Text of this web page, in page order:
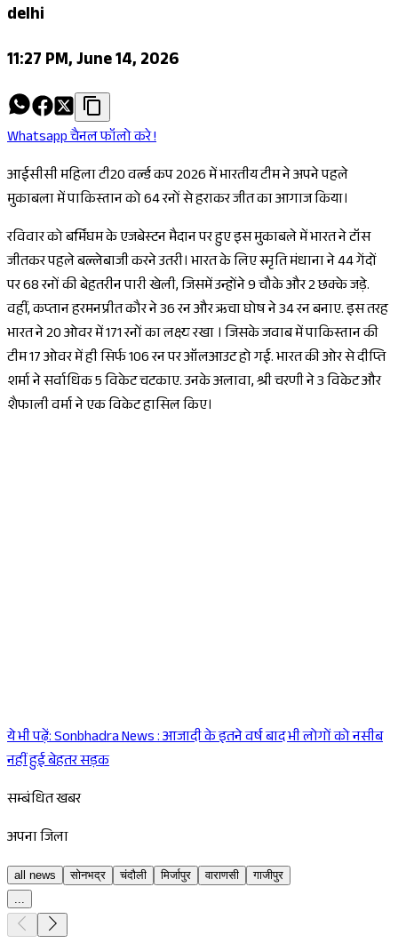
delhi
11:27 PM, June 14, 2026
Whatsapp चैनल फॉलो करे !
आईसीसी महिला टी20 वर्ल्ड कप 2026 में भारतीय टीम ने अपने पहले
मुकाबला में पाकिस्तान को 64 रनों से हराकर जीत का आगाज किया।
रविवार को बर्मिंघम के एजबेस्टन मैदान पर हुए इस मुकाबले में भारत ने टॉस
जीतकर पहले बल्लेबाजी करने उतरी। भारत के लिए स्मृति मंधाना ने 44 गेंदों
पर 68 रनों की बेहतरीन पारी खेली, जिसमें उन्होंने 9 चौके और 2 छक्के जड़े.
वहीं, कप्तान हरमनप्रीत कौर ने 36 रन और ऋचा घोष ने 34 रन बनाए. इस तरह
भारत ने 20 ओवर में 171 रनों का लक्ष्य रखा । जिसके जवाब में पाकिस्तान की
टीम 17 ओवर में ही सिर्फ 106 रन पर ऑलआउट हो गई. भारत की ओर से दीप्ति
शर्मा ने सर्वाधिक 5 विकेट चटकाए. उनके अलावा, श्री चरणी ने 3 विकेट और
शैफाली वर्मा ने एक विकेट हासिल किए।
Sponsored
ये भी पढ़ें:Sonbhadra News : आजादी के इतने वर्ष बाद भी लोगों को नसीब
नहीं हुई बेहतर सड़क
सम्बंधित खबर
अपना जिला
all news सोनभद्र चंदौली मिर्जापुर वाराणसी
गाजीपुर
...